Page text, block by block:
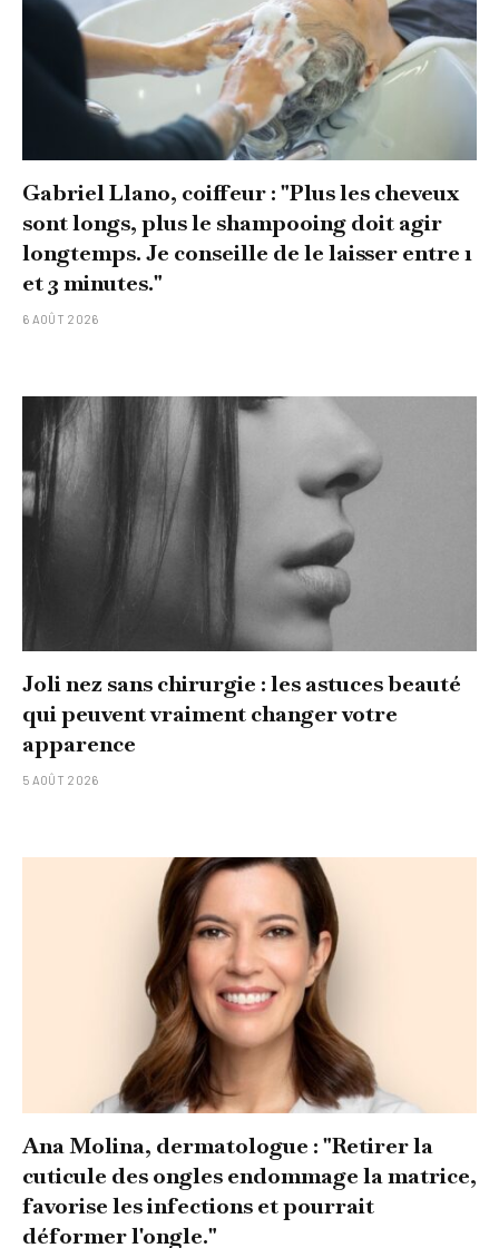
Gabriel Llano, coiffeur : "Plus les cheveux
sont longs, plus le shampooing doit agir
longtemps. Je conseille de le laisser entre 1
et 3 minutes."
6 AOÛT 2026
Joli nez sans chirurgie : les astuces beauté
qui peuvent vraiment changer votre
apparence
5 AOÛT 2026
Ana Molina, dermatologue : "Retirer la
cuticule des ongles endommage la matrice,
favorise les infections et pourrait
déformer l'ongle."